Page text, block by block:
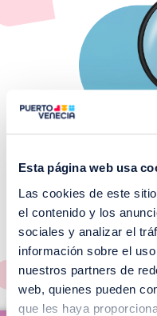
Esta página web usa
Las cookies de este
el contenido y los
sociales y analizar el
información sobre el
nuestros partners de
web, quienes pueden
que les haya
¡No te pierdas
EVENTOS!
Ver todos >